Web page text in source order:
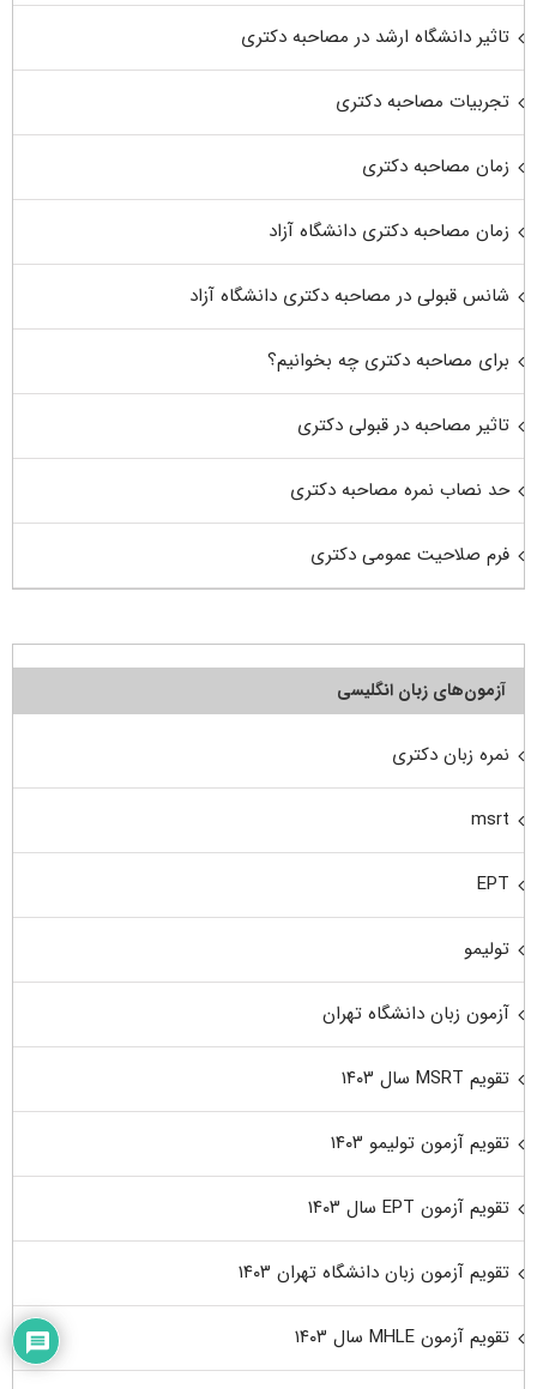
تاثیر دانشگاه ارشد در مصاحبه دکتری
تجربیات مصاحبه دکتری
زمان مصاحبه دکتری
زمان مصاحبه دکتری دانشگاه آزاد
شانس قبولی در مصاحبه دکتری دانشگاه آزاد
برای مصاحبه دکتری چه بخوانیم؟
تاثیر مصاحبه در قبولی دکتری
حد نصاب نمره مصاحبه دکتری
فرم صلاحیت عمومی دکتری
آزمون‌های زبان انگلیسی
نمره زبان دکتری
msrt
EPT
تولیمو
آزمون زبان دانشگاه تهران
تقویم MSRT سال ۱۴۰۳
تقویم آزمون تولیمو ۱۴۰۳
تقویم آزمون EPT سال ۱۴۰۳
تقویم آزمون زبان دانشگاه تهران ۱۴۰۳
تقویم آزمون MHLE سال ۱۴۰۳